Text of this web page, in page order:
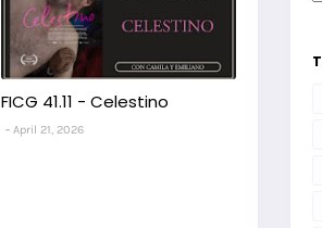
FICG 41.11 - Celestino
April 21, 2026